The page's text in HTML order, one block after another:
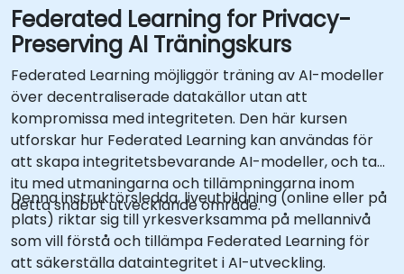
Federated Learning for Privacy-
Preserving AI Träningskurs
Federated Learning möjliggör träning av AI-modeller
över decentraliserade datakällor utan att
kompromissa med integriteten. Den här kursen
utforskar hur Federated Learning kan användas för
att skapa integritetsbevarande AI-modeller, och ta
itu med utmaningarna och tillämpningarna inom
detta snabbt utvecklande område.
Denna instruktörsledda, liveutbildning (online eller på
plats) riktar sig till yrkesverksamma på mellannivå
som vill förstå och tillämpa Federated Learning för
att säkerställa dataintegritet i AI-utveckling.